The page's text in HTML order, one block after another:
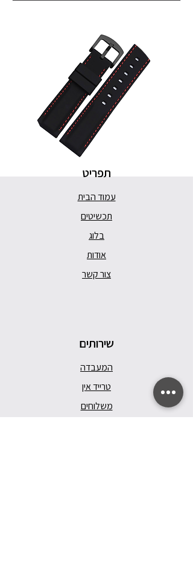
תפריט
עמוד הבית
תכשיטים
בלוג
אודות
צור קשר
שירותים
המעבדה
טרייד אין
משלוחים